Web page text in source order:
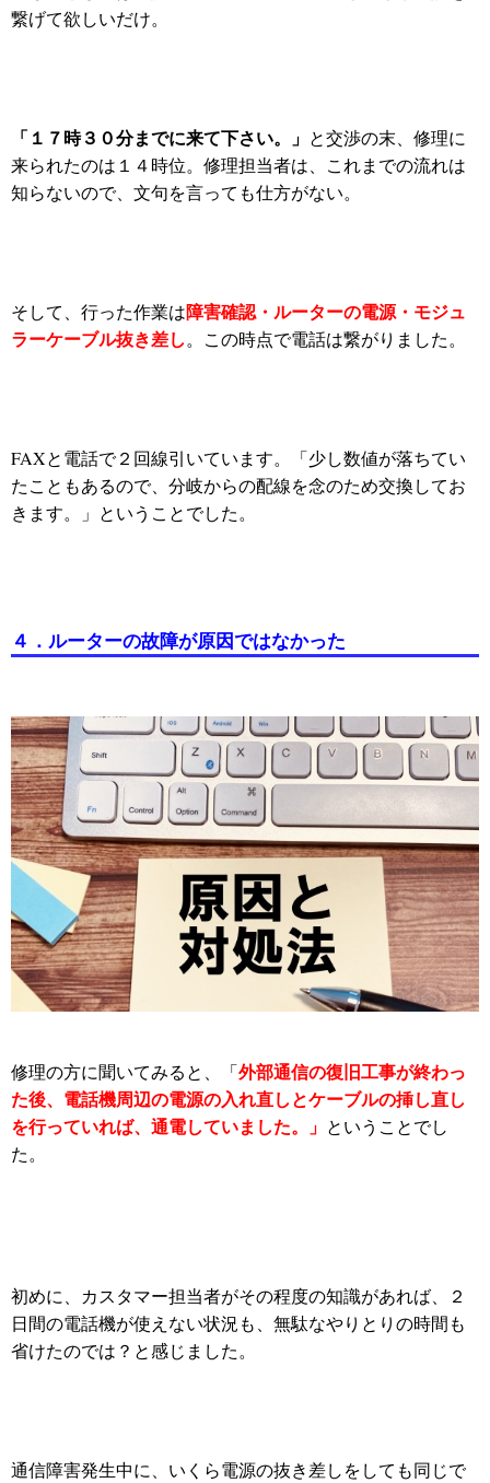
繋げて欲しいだけ。
「１７時３０分までに来て下さい。」 と交渉の末、修理に
来られたのは１４時位。修理担当者は、これまでの流れは
知らないので、文句を言っても仕方がない。
そして、行った作業は障害確認・ルーターの電源・モジュ
ラーケーブル抜き差し。この時点で電話は繋がりました。
FAXと電話で２回線引いています。「少し数値が落ちてい
たこともあるので、分岐からの配線を念のため交換してお
きます。」ということでした。
４．ルーターの故障が原因ではなかった
修理の方に聞いてみると、「外部通信の復旧工事が終わっ
た後、電話機周辺の電源の入れ直しとケーブルの挿し直し
を行っていれば、通電していました。」 ということでし
た。
初めに、カスタマー担当者がその程度の知識があれば、２
日間の電話機が使えない状況も、無駄なやりとりの時間も
省けたのでは？と感じました。
通信障害発生中に、いくら電源の抜き差しをしても同じで